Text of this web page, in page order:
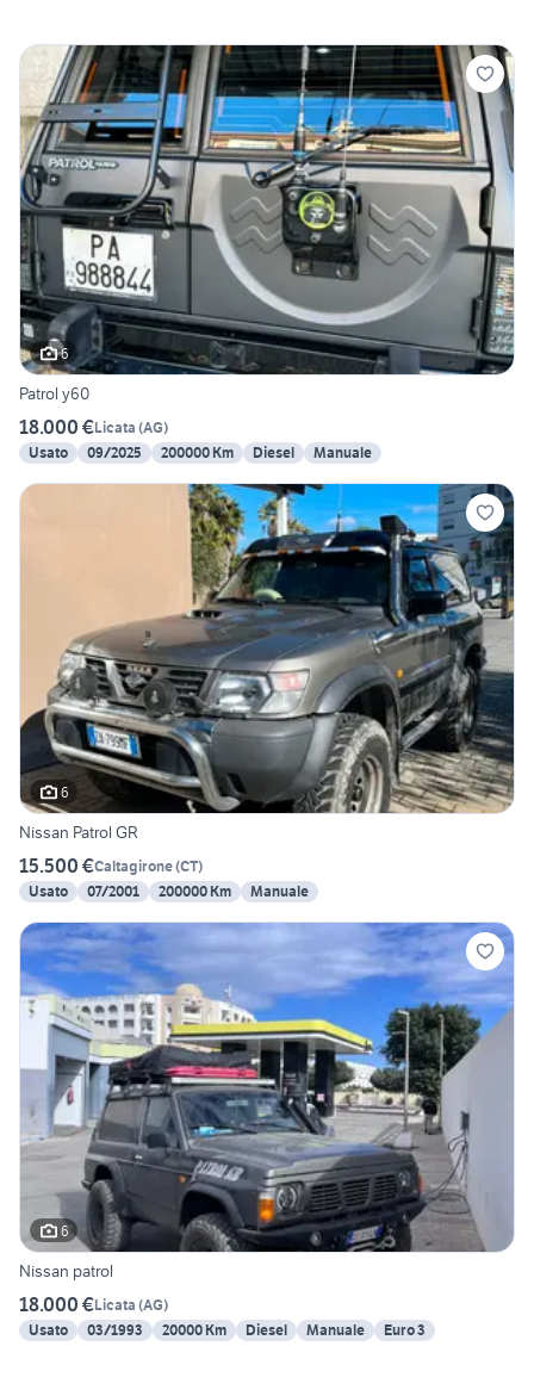
6
Patrol y60
18.000 €Licata (AG)
Usato
09/2025 200000 Km Diesel Manuale
6
Nissan Patrol GR
15.500 €Caltagirone(CT)
Usato
07/2001 200000 Km Manuale
6
Nissan patrol
18.000 €Licata (AG)
Usato
03/1993 20000 Km Diesel Manuale Euro 3